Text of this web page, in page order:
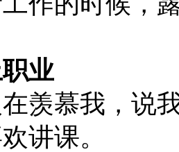
业
羡慕我，说
讲课。